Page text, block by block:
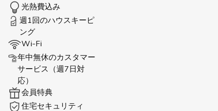
光熱費込み
週1回のハウスキーピ
ング
Wi-Fi
年中無休のカスタマー
サービス（週7日対
応）
会員特典
住宅セキュリティ